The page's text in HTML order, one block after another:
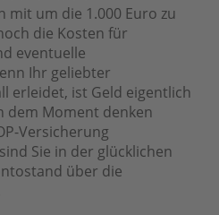
mit um die 1.000 Euro zu
die Kosten für
eventuelle
Ihr geliebter
erleidet, ist Geld eigentlich
dem Moment denken
Versicherung
Sie in der glücklichen
über die